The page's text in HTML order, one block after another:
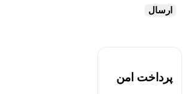
پرداخت امن